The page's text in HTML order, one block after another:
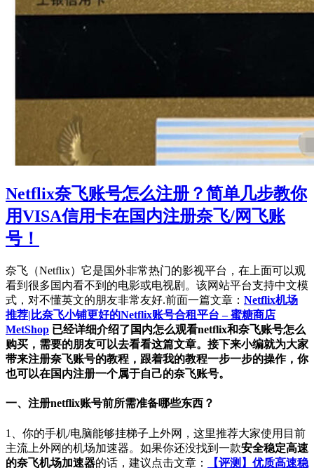
Netflix奈飞账号怎么注册？简单几步教你
用VISA信用卡在国内注册奈飞/网飞账
号！
奈飞（Netflix）它是国外非常热门的影视平台，在上面可以观
看到很多国内看不到的电影或电视剧。该网站平台支持中文模
式，对不懂英文的朋友非常友好.前面一篇文章： Netflix机场
推荐|比奈飞小铺更好的Netflix账号合租平台 – 蜜糖商店
MetShop 已经详细介绍了国内怎么观看netflix和奈飞账号怎么
购买，需要的朋友可以去看看这篇文章。接下来小编就为大家
带来注册奈飞账号的教程，跟着我的教程一步一步的操作，你
也可以在国内注册一个属于自己的奈飞账号。
一、注册netflix账号前所需准备哪些东西？
1、你的手机/电脑能够挂梯子上外网，这里推荐大家使用目前
主流上外网的机场加速器。如果你还没找到一款安全稳定高速
的奈飞机场加速器的话，建议点击文章：
【评测】优质高速稳